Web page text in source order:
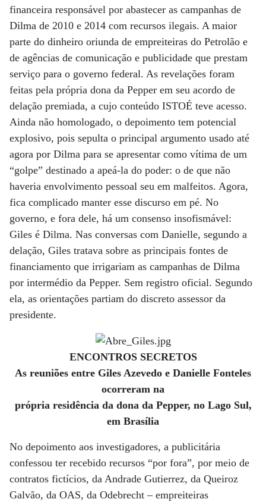
financeira responsável por abastecer as campanhas de
Dilma de 2010 e 2014 com recursos ilegais. A maior
parte do dinheiro oriunda de empreiteiras do Petrolão e
de agências de comunicação e publicidade que prestam
serviço para o governo federal. As revelações foram
feitas pela própria dona da Pepper em seu acordo de
delação premiada, a cujo conteúdo ISTOÉ teve acesso.
Ainda não homologado, o depoimento tem potencial
explosivo, pois sepulta o principal argumento usado até
agora por Dilma para se apresentar como vítima de um
“golpe” destinado a apeá-la do poder: o de que não
haveria envolvimento pessoal seu em malfeitos. Agora,
fica complicado manter esse discurso em pé. No
governo, e fora dele, há um consenso insofismável:
Giles é Dilma. Nas conversas com Danielle, segundo a
delação, Giles tratava sobre as principais fontes de
financiamento que irrigariam as campanhas de Dilma
por intermédio da Pepper. Sem registro oficial. Segundo
ela, as orientações partiam do discreto assessor da
presidente.
ENCONTROS SECRETOS
As reuniões entre Giles Azevedo e Danielle Fonteles
ocorreram na
própria residência da dona da Pepper, no Lago Sul,
em Brasília
No depoimento aos investigadores, a publicitária
confessou ter recebido recursos “por fora”, por meio de
contratos fictícios, da Andrade Gutierrez, da Queiroz
Galvão, da OAS, da Odebrecht – empreiteiras